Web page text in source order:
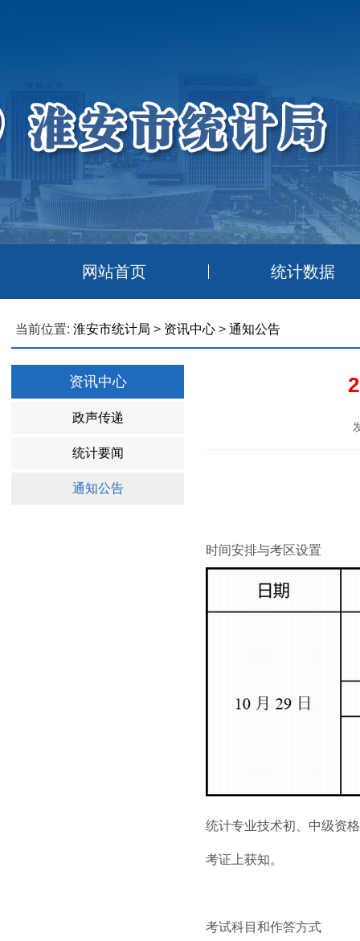
网站首页 统计数据
当前位置: 淮安市统计局 > 资讯中心 > 通知公告
资讯中心
政声传递
统计要闻
通知公告
时间安排与考区设置
统计专业技术初、中级资
考证上获知。
考试科目和作答方式